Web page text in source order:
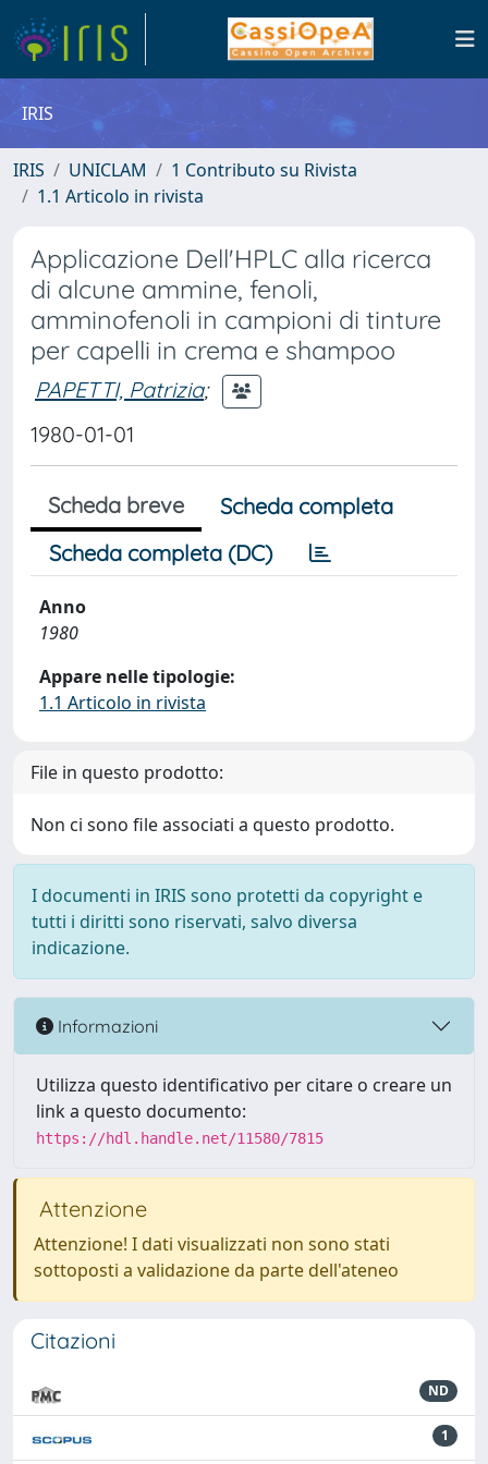
IRIS
IRIS UNICLAM
1 Contributo su Rivista
1.1 Articolo in rivista
Applicazione Dell'HPLC alla ricerca
di alcune ammine, fenoli,
amminofenoli in campioni di tinture
per capelli in crema e shampoo
PAPETTI, Patrizia;
1980-01-01
Scheda breve
Scheda completa
Scheda completa (DC)
Anno
1980
Appare nelle tipologie:
1.1 Articolo in rivista
File in questo prodotto:
Non ci sono file associati a questo prodotto.
I documenti in IRIS sono protetti da copyright e
tutti i diritti sono riservati, salvo diversa
indicazione.
Informazioni
Utilizza questo identificativo per citare o creare un
link a questo documento:
https://hdl.handle.net/11580/7815
Attenzione
Attenzione! I dati visualizzati non sono stati
sottoposti a validazione da parte dell'ateneo
Citazioni
ND
1